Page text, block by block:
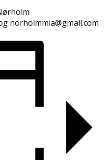
norholmmia@gmail.com